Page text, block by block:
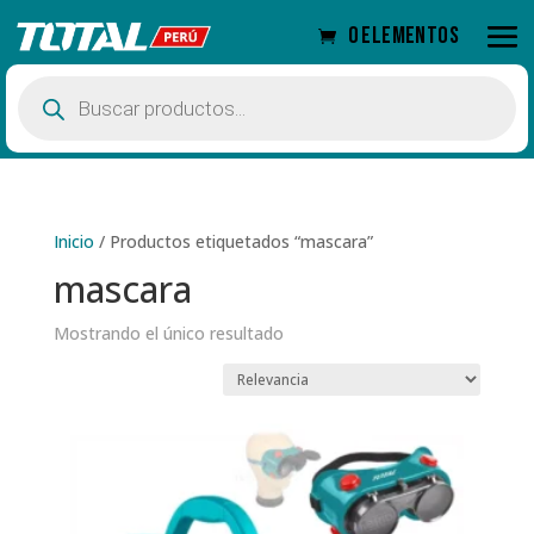
0 elementos
productos
Inicio / Productos etiquetados “mascara”
mascara
Mostrando el único resultado